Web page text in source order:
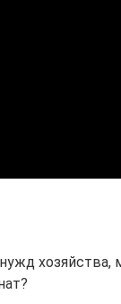
хозяйства,